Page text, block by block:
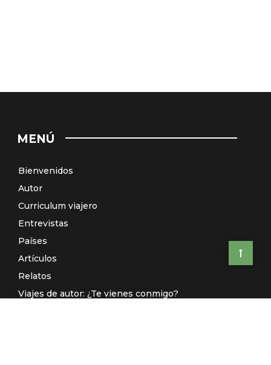
MENÚ
Bienvenidos
Autor
Curriculum viajero
Entrevistas
Países
Artículos
Relatos
Viajes de autor: ¿Te vienes conmigo?